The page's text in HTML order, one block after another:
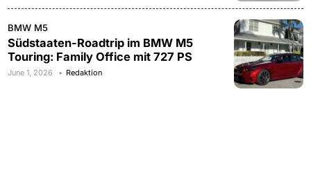
BMW M5
Südstaaten-Roadtrip im BMW M5
Touring: Family Office mit 727 PS
June 1, 2026 Redaktion